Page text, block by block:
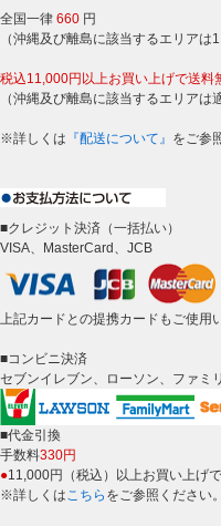
全国一律 660 円
（沖縄及び離島に該当するエリアは
税込11,000円以上お買い上げで送料
（沖縄及び離島に該当するエリアは
※詳しくは 『配送について』 をご参
■クレジット決済（一括払い）
VISA、MasterCard、JCB
上記カードとの提携カードもご使用
■コンビニ決済
セブンイレブン、ローソン、ファミ
■代金引換
手数料330円
●11,000円（税込）以上お買い上げで
※詳しくはこちら をご参照ください。